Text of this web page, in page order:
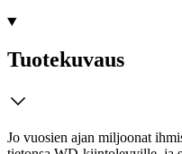
Tuotekuvaus
Jo vuosien ajan miljoonat